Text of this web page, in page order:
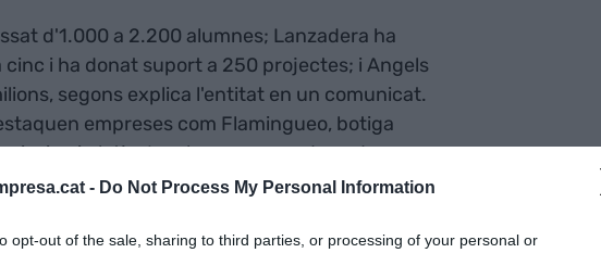
- Do Not Process My Personal Information
opt-out of the sale, sharing to third parties, or processing of your personal or
d'1.000 a 2.200 alumnes; Lanzadera ha
i ha donat suport a 250 projectes; i Angels
segons explica l'entitat en un comunicat.
empreses com Flamingueo, botiga
piscina i platja; Lamburguesa, cadena de
el primer hotel paisatge de l'Estat espanyol.